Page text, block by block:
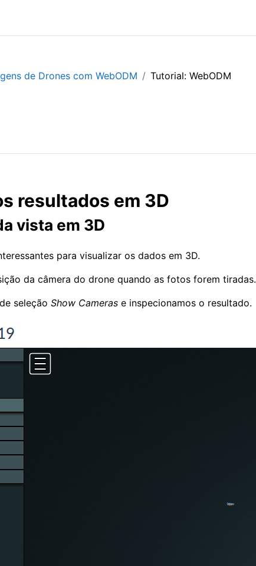
de Drones com WebODM Tutorial: WebODM
resultados em 3D
vista em 3D
para visualizar os dados em 3D.
da câmera do drone quando as fotos forem tiradas.
seleção Show Cameras e inspecionamos o resultado.